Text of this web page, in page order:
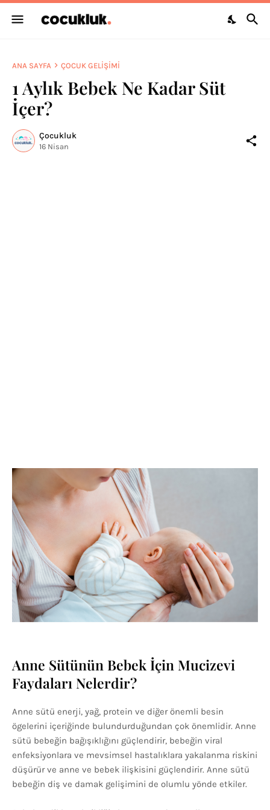
ANA SAYFA ÇOCUK GELIŞIMI
1 Aylık Bebek Ne Kadar Süt
İçer?
Çocukluk
16 Nisan
Anne Sütünün Bebek İçin Mucizevi
Faydaları Nelerdir?
Anne sütü enerji, yağ, protein ve diğer önemli besin
ögelerini içeriğinde bulundurduğundan çok önemlidir. Anne
sütü bebeğin bağışıklığını güçlendirir, bebeğin viral
enfeksiyonlara ve mevsimsel hastalıklara yakalanma riskini
düşürür ve anne ve bebek ilişkisini güçlendirir. Anne sütü
bebeğin diş ve damak gelişimini de olumlu yönde etkiler.